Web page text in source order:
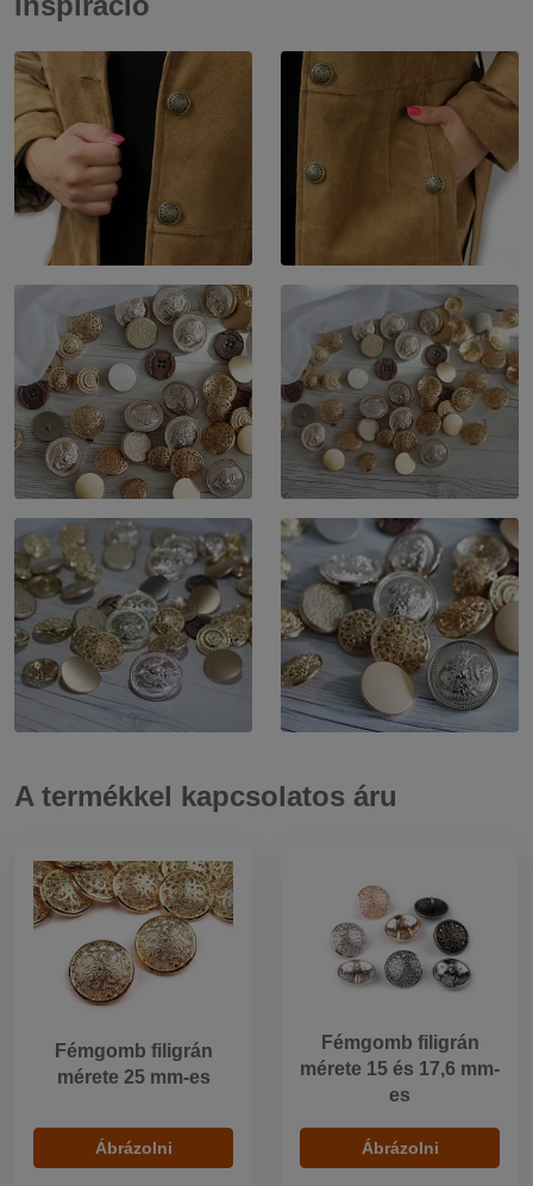
A termékkel kapcsolatos áru
Fémgomb filigrán
mérete 25 mm-es
Ábrázolni
Fémgomb filigrán
mérete 15 és 17,6 mm-
es
Ábrázolni